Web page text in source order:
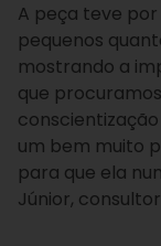
A peça teve
pequenos
mostrando a
que
um bem muito
para que ela
Júnior,